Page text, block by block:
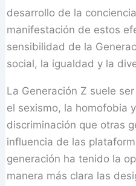
desarrollo de la
manifestación de estos
sensibilidad de la
social, la igualdad y la
La Generación Z suele
el sexismo, la homofobia
discriminación que otras
influencia de las
generación ha tenido la
manera más clara las